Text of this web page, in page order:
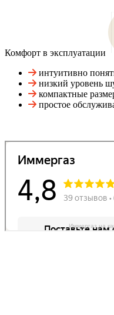
Комфорт в эксплуатации
интуитивно
низкий уровень
компактные
простое
Иммергаз на